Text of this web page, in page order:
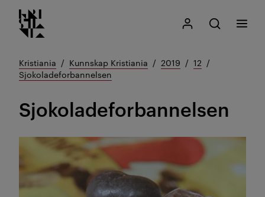
Gå
til
Kristiania logo
Mitt Kristiania
Åpne søk
Søk
Meny
Kristiania Kunnskap Kristiania 2019
12
Sjokoladeforbannelsen
Sjokoladeforbannelsen